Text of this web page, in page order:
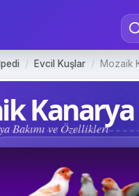
/ Evcil Kuşlar / Mozaik
Kanarya
Bakımı ve Özellikleri